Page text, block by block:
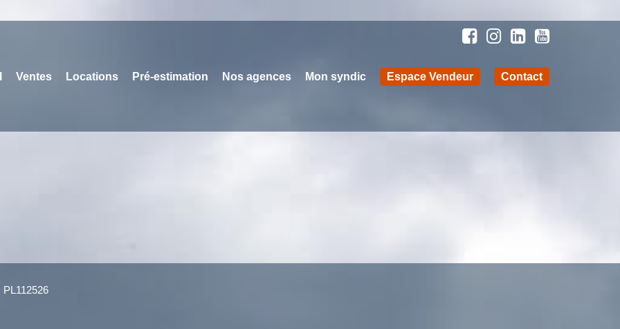
Ventes Locations Pré-estimation Nos agences Mon syndic Espace Vendeur Contact
PL112526